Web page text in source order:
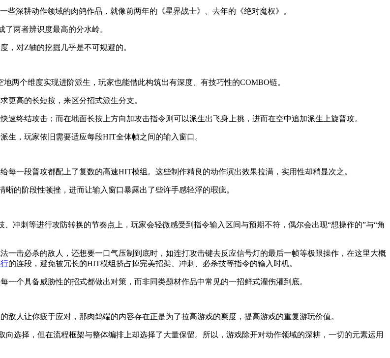
深耕动作领域的肉鸽作品，就像前两年的《星界战士》、去年的《绝对魔权》。
两者辨识度最高的分水岭。
，对Z轴的挖掘几乎是不可规避的。
两个维度实现进阶派生，玩家也能借此构筑出有深度、有技巧性的COMBO链。
更高的长短按，来区分招式派生分支。
终结攻击；而在地面长按上方向加攻击指令则可以派生出飞身上挑，进而在空中追加派生上旋普攻。
生，玩家依旧需要适应每段HIT全体帧之间的输入窗口。
一段普攻都配上了复数的高速HIT模组。这些制作精良的动作演出效果拉满，实用性却稍显次之。
的阶段性顿挫，进而让输入窗口暴露出了些许手感轻浮的瑕疵。
冲刺等进行攻防转换的节奏点上，玩家会轻微感受到指令输入区间与预期不符，偶尔会出现“想操作的”与“角
法一击必杀的敌人，还想要一口气压制到底时，如连打攻击键去反应信号灯的最后一帧等极限操作，在这里大概
的连段，避免被冗长的HIT模组挤占掉完美招架、冲刺、必杀技等指令的输入时机。
一个具备威胁性的招式都做出对策，而非同类题材作品中常见的一招鲜式灌伤灌到底。
敌人让你疲于应对，那肉鸽端的内容存在正是为了拉高游戏的爽度，提高游戏的重复游玩价值。
向选择，但在流程框架与整体编排上却选择了大量保留。所以，游戏除开对动作领域的深耕，一切的元素运用